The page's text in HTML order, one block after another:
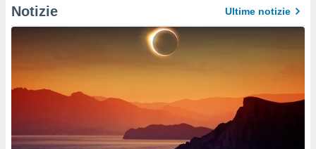
Notizie Ultime notizie